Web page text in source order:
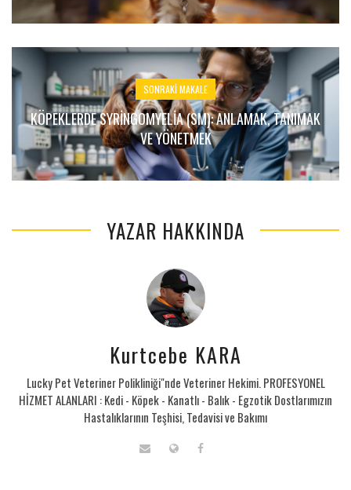
SONRAKI MAKALE
KÖPEKLERDE SYRINGOMYELIA (SM): ANLAMAK, TANIMAK
VE YÖNETMEK
YAZAR HAKKINDA
Kurtcebe KARA
Lucky Pet Veteriner Polikliniği"nde Veteriner Hekimi. PROFESYONEL
HİZMET ALANLARI : Kedi - Köpek - Kanatlı - Balık - Egzotik Dostlarımızın
Hastalıklarının Teşhisi, Tedavisi ve Bakımı